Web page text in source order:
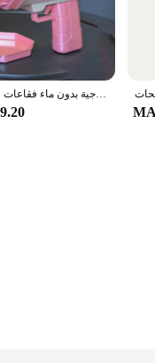
آلة فقاعات الصواريخ الكهربائية للأطفال ، مساحة آلية ، بندقية فقاعات خفيفة ، ألعاب معركة خارجية بدون ماء فقاعات ، 40 فتحة